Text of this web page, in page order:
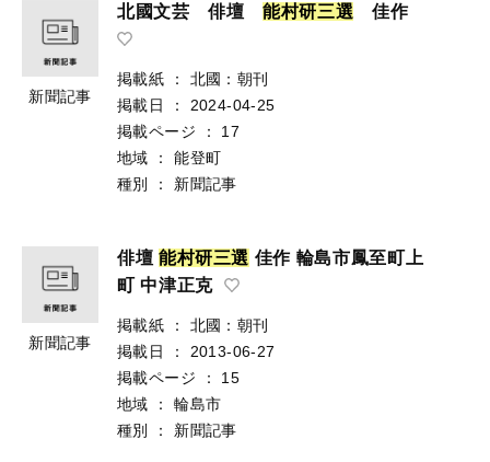
新聞記事
北國文芸 俳壇能村研三選 佳作
掲載紙 ：
北國：朝刊
掲載日
：
2024-04-25
掲載ページ
：
17
地域
：
能登町
種別
： 新聞記事
新聞記事
俳壇 能村研三選 佳作 輪島市鳳至町上
町 中津正克
掲載紙 ：
北國：朝刊
掲載日
：
2013-06-27
掲載ページ
：
15
地域
：
輪島市
種別
： 新聞記事